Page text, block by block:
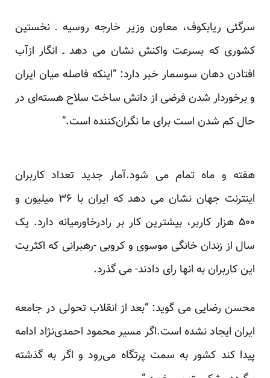
سرگئی ریابکوف، معاون وزیر خارجه روسیه ـ نخستین
کشوری که بسرعت واکنش نشان می دهد ـ انگار ازآب
افتادن دهان سوسمار خبر دارد: “اینکه فاصله میان ایران
و برخوردار شدن فرضی از دانش ساخت سلاح هسته‌ای در
حال کم شدن است برای ما نگران‌کننده است.”
هفته و ماه تمام می شود.آمار جدید تعداد کاربران
اینترنت جهان نشان می دهد که ایران با ۳۶ میلیون و
۵۰۰ هزار کاربر، بیشترین کار بر رادرخاورمیانه دارد. یک
سال از زندان خانگی موسوی و کروبی -رهبرانی که اکثریت
این کاربران به انها رای دادند- می گذرد.
محسن رضایی می گوید: “بعد از انقلاب تحولی در جامعه
ایران ایجاد نشده است.اگر مسیر محمود احمدی‌نژاد ادامه
پیدا کند کشور به سمت پرتگاه می‌رود و اگر به گذشته